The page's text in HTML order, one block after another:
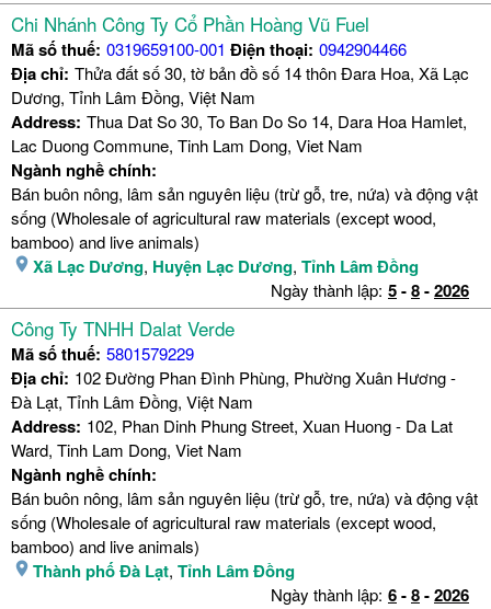
Chi Nhánh Công Ty Cổ Phần Hoàng Vũ Fuel
Mã số thuế: 0319659100-001 Điện thoại: 0942904466
Địa chỉ: Thửa đất số 30, tờ bản đồ số 14 thôn Đara Hoa, Xã Lạc
Dương, Tỉnh Lâm Đồng, Việt Nam
Address: Thua Dat So 30, To Ban Do So 14, Dara Hoa Hamlet,
Lac Duong Commune, Tinh Lam Dong, Viet Nam
Ngành nghề chính:
Bán buôn nông, lâm sản nguyên liệu (trừ gỗ, tre, nứa) và động vật
sống (Wholesale of agricultural raw materials (except wood,
bamboo) and live animals)
Xã Lạc Dương, Huyện Lạc Dương, Tỉnh Lâm Đồng
Ngày thành lập: 5-8-2026
Công Ty TNHH Dalat Verde
Mã số thuế: 5801579229
Địa chỉ: 102 Đường Phan Đình Phùng, Phường Xuân Hương -
Đà Lạt, Tỉnh Lâm Đồng, Việt Nam
Address: 102, Phan Dinh Phung Street, Xuan Huong - Da Lat
Ward, Tinh Lam Dong, Viet Nam
Ngành nghề chính:
Bán buôn nông, lâm sản nguyên liệu (trừ gỗ, tre, nứa) và động vật
sống (Wholesale of agricultural raw materials (except wood,
bamboo) and live animals)
Thành phố Đà Lạt, Tỉnh Lâm Đồng
Ngày thành lập: 6-8-2026